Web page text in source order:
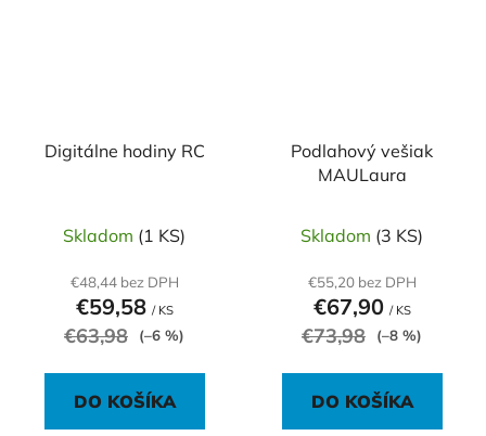
Digitálne hodiny RC
Skladom (1 KS)
€48,44 bez DPH
€59,58 / KS
€63,98 (–6 %)
DO KOŠÍKA
Podlahový vešiak
MAULaura
Skladom (3 KS)
€55,20 bez DPH
€67,90 / KS
€73,98 (–8 %)
DO KOŠÍKA